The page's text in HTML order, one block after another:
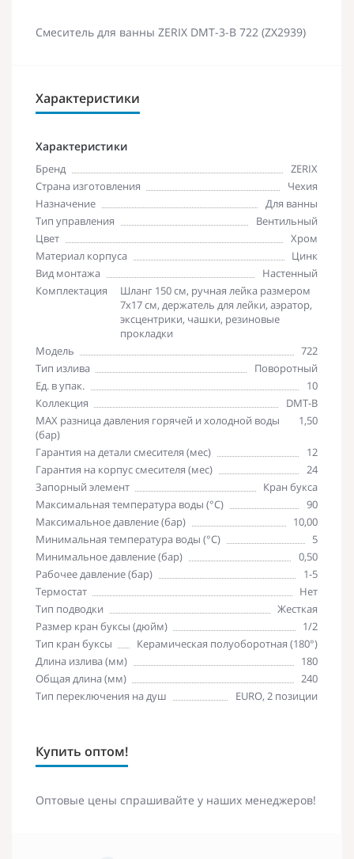
Смеситель для ванны ZERIX DMT-3-B 722 (ZX2939)
Характеристики
Характеристики
Бренд
ZERIX
Страна изготовления
Чехия
Назначение
Для ванны
Тип управления
Вентильный
Цвет
Хром
Материал корпуса
Цинк
Вид монтажа
Настенный
Комплектация
Шланг 150 см, ручная лейка размером
7х17 см, держатель для лейки, аэратор,
эксцентрики, чашки, резиновые
прокладки
Модель
722
Тип излива
Поворотный
Ед. в упак.
10
Коллекция
DMT-B
MAX разница давления горячей и холодной воды
(бар)
1,50
Гарантия на детали смесителя (мес)
12
Гарантия на корпус смесителя (мес)
24
Запорный элемент
Кран букса
Максимальная температура воды (°C)
90
Максимальное давление (бар)
10,00
Минимальная температура воды (°C)
5
Минимальное давление (бар)
0,50
Рабочее давление (бар)
1-5
Термостат
Нет
Тип подводки
Жесткая
Размер кран буксы (дюйм)
1/2
Тип кран буксы
Керамическая полуоборотная (180°)
Длина излива (мм)
180
Общая длина (мм)
240
Тип переключения на душ
EURO, 2 позиции
Купить оптом!
Оптовые цены спрашивайте у наших менеджеров!